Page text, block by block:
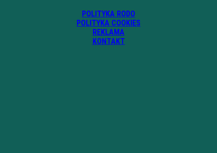
POLITYKA RODO
POLITYKA COOKIES
REKLAMA
KONTAKT